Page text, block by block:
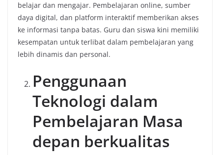
belajar dan mengajar. Pembelajaran online, sumber
daya digital, dan platform interaktif memberikan akses
ke informasi tanpa batas. Guru dan siswa kini memiliki
kesempatan untuk terlibat dalam pembelajaran yang
lebih dinamis dan personal.
Penggunaan
Teknologi dalam
Pembelajaran Masa
depan berkualitas